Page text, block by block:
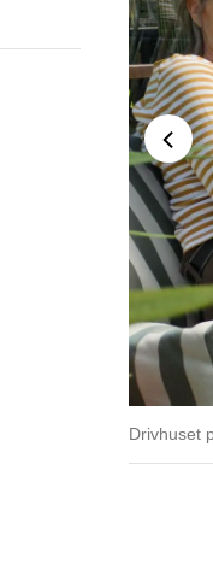
Drivhuset